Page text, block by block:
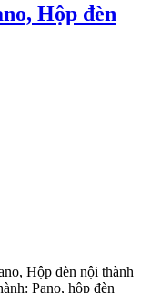
Hộp đèn
Hộp đèn nội thành
Pano, hộp đèn